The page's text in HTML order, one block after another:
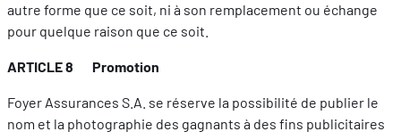
autre forme que ce soit, ni à son remplacement ou échange
pour quelque raison que ce soit.
ARTICLE 8 Promotion
Foyer Assurances S.A. se réserve la possibilité de publier le
nom et la photographie des gagnants à des fins publicitaires